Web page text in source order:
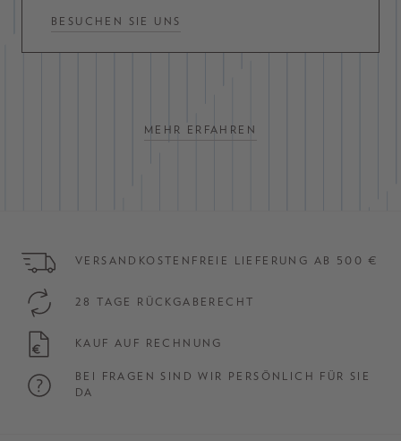
BESUCHEN SIE UNS
MEHR ERFAHREN
VERSANDKOSTENFREIE LIEFERUNG AB 500 €
28 TAGE RÜCKGABERECHT
KAUF AUF RECHNUNG
BEI FRAGEN SIND WIR PERSÖNLICH FÜR SIE
DA